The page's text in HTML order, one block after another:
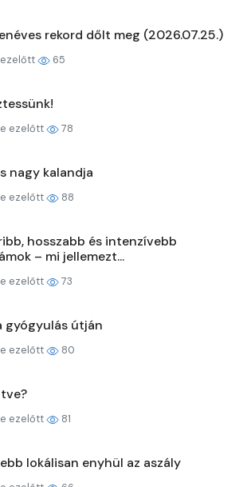
rekord dőlt meg (2026.07.25.)
ezelőtt 65
ezelőtt 78
nagy kalandja
ezelőtt 88
hosszabb és intenzívebb
– mi jellemezt...
ezelőtt 73
gyógyulás útján
ezelőtt 80
ezelőtt 81
lokálisan enyhül az aszály